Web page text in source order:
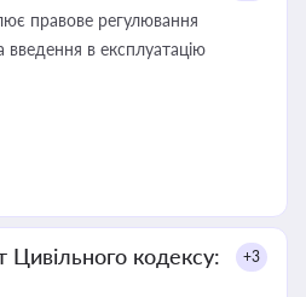
правове регулювання
введення в експлуатацію
Цивільного кодексу:
+3